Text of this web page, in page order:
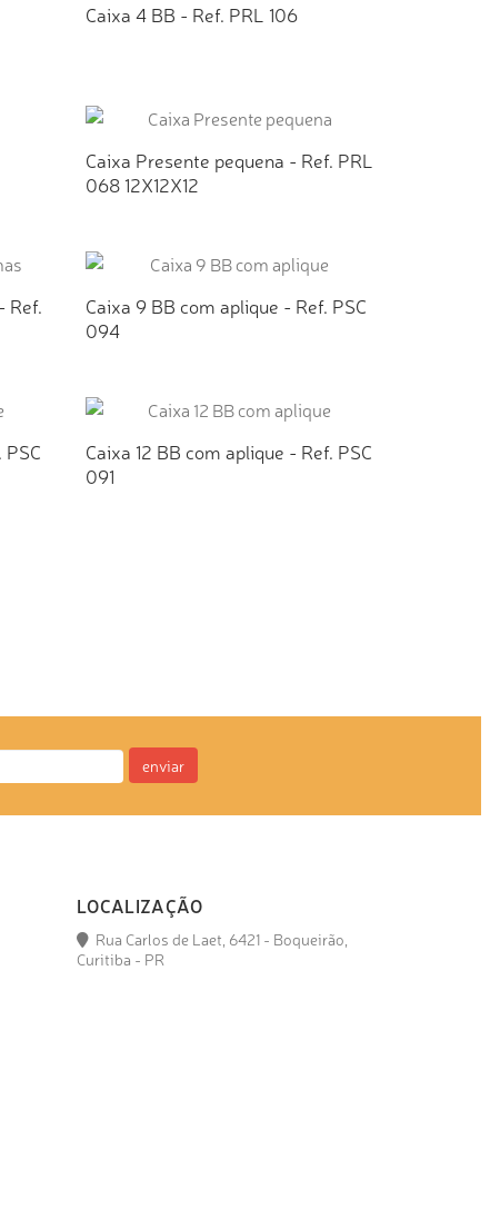
Caixa 4 BB - Ref. PRL 106
Caixa Presente pequena - Ref. PRL
068 12X12X12
Ref.
Caixa 9 BB com aplique - Ref. PSC
094
Caixa 12 BB com aplique - Ref. PSC
091
enviar
LOCALIZAÇÃO
Rua Carlos de Laet, 6421 - Boqueirão,
Curitiba - PR